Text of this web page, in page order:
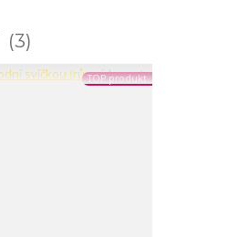
3
TOP produkt